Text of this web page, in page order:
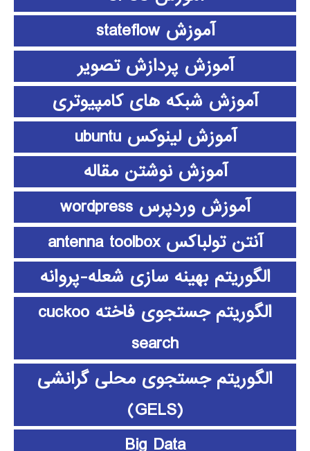
آموزش stateflow
آموزش پردازش تصویر
آموزش شبکه های کامپیوتری
آموزش لینوکس ubuntu
آموزش نوشتن مقاله
آموزش وردپرس wordpress
آنتن تولباکس antenna toolbox
الگوریتم بهینه سازی شعله-پروانه
الگوریتم جستجوی فاخته cuckoo
search
الگوریتم جستجوی محلی گرانشی
(GELS)
Big Data